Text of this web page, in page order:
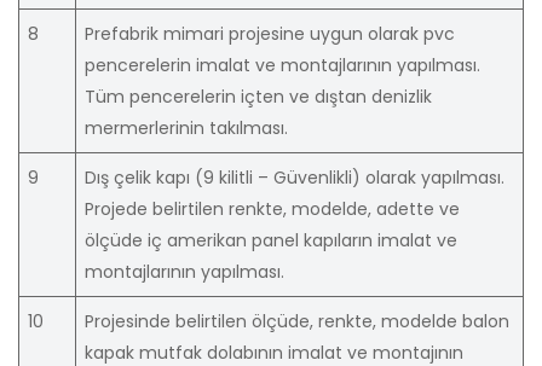
8
Prefabrik mimari projesine uygun olarak pvc
pencerelerin imalat ve montajlarının yapılması.
Tüm pencerelerin içten ve dıştan denizlik
mermerlerinin takılması.
9
Dış çelik kapı (9 kilitli – Güvenlikli) olarak yapılması.
Projede belirtilen renkte, modelde, adette ve
ölçüde iç amerikan panel kapıların imalat ve
montajlarının yapılması.
10
Projesinde belirtilen ölçüde, renkte, modelde balon
kapak mutfak dolabının imalat ve montajının